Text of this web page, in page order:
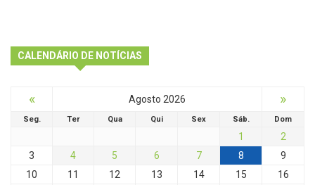
CALENDÁRIO DE NOTÍCIAS
« Agosto 2026 »
Seg. Ter Qua Qui Sex Sáb. Dom
1
2
3
4 5 6 7 8
9
10
11 12 13 14 15
16